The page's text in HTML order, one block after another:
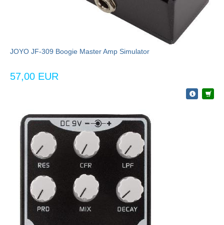
JOYO JF-309 Boogie Master Amp Simulator
57,00 EUR